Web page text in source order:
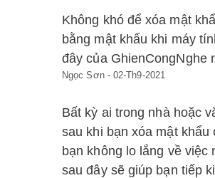
Không khó để xóa mật
bằng mật khẩu khi máy
đây của GhienCongNghe
Ngọc Sơn- 02-Th9-2021
Bất kỳ ai trong nhà hoặc
sau khi bạn xóa mật
bạn không lo lắng về
sau đây sẽ giúp bạn tiếp